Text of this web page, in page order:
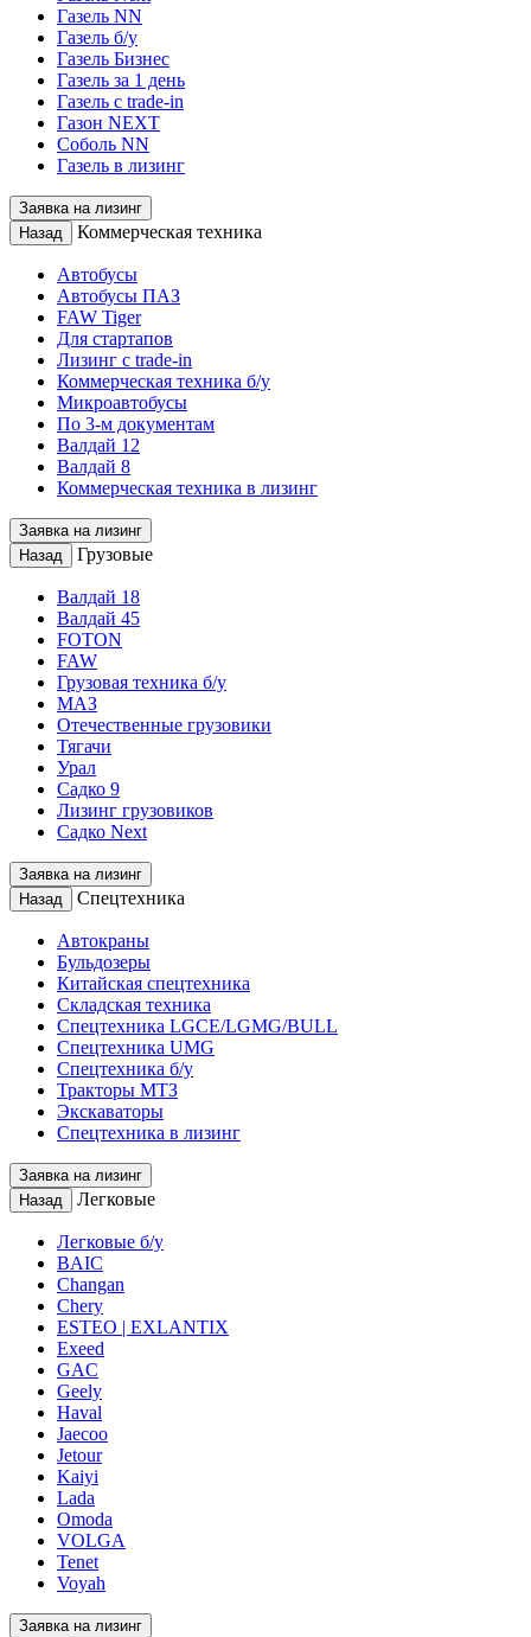
Газель NN
Газель б/у
Газель Бизнес
Газель за 1 день
Газель с trade-in
Газон NEXT
Соболь NN
Газель в лизинг
Заявка на лизинг
Назад
Коммерческая техника
Автобусы
Автобусы ПАЗ
FAW Tiger
Для стартапов
Лизинг с trade-in
Коммерческая техника б/у
Микроавтобусы
По 3-м документам
Валдай 12
Валдай 8
Коммерческая техника в лизинг
Заявка на лизинг
Назад
Грузовые
Валдай 18
Валдай 45
FOTON
FAW
Грузовая техника б/у
МАЗ
Отечественные грузовики
Тягачи
Урал
Садко 9
Лизинг грузовиков
Садко Next
Заявка на лизинг
Назад
Спецтехника
Автокраны
Бульдозеры
Китайская спецтехника
Складская техника
Спецтехника LGCE/LGMG/BULL
Спецтехника UMG
Спецтехника б/у
Тракторы МТЗ
Экскаваторы
Спецтехника в лизинг
Заявка на лизинг
Назад
Легковые
Легковые б/у
BAIC
Changan
Chery
ESTEO | EXLANTIX
Exeed
GAC
Geely
Haval
Jaecoo
Jetour
Kaiyi
Lada
Omoda
VOLGA
Tenet
Voyah
Заявка на лизинг